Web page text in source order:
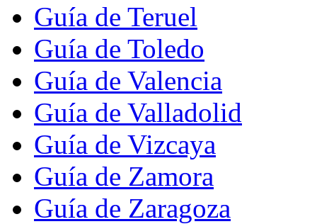
Guía de Teruel
Guía de Toledo
Guía de Valencia
Guía de Valladolid
Guía de Vizcaya
Guía de Zamora
Guía de Zaragoza